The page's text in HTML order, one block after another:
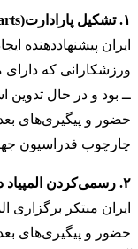
۱. تشکیل پارادارت(ParaDarts)
ایران پیشنهاددهنده
ورزشکارانی که
ــ بود و در حال تدوین
حضور و پیگیری‌های
چارچوب فدراسیون
۲. رسمی‌کردن المپیاد دارت کودکان
ایران مبتکر برگزاری
حضور و پیگیری‌های